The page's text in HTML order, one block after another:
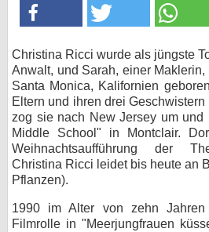
Christina Ricci wurde als jüngste
Anwalt, und Sarah, einer
Santa Monica, Kalifornien
Eltern und ihren drei
zog sie nach New Jersey um und
Middle School" in Montclair.
Weihnachtsaufführung der
Christina Ricci leidet bis heute an
Pflanzen).
1990 im Alter von zehn
Filmrolle in "Meerjungfrauen
KULTUR
Specials
SERVICE
Forum
bei X
bei